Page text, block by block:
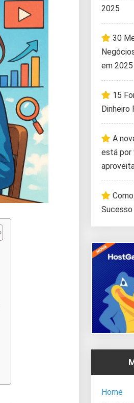
2025
30
em 2025
15
Dinheiro
A
está por
Sucesso
Home